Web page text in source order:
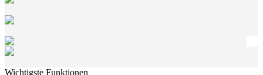
Wichtigste Funktionen